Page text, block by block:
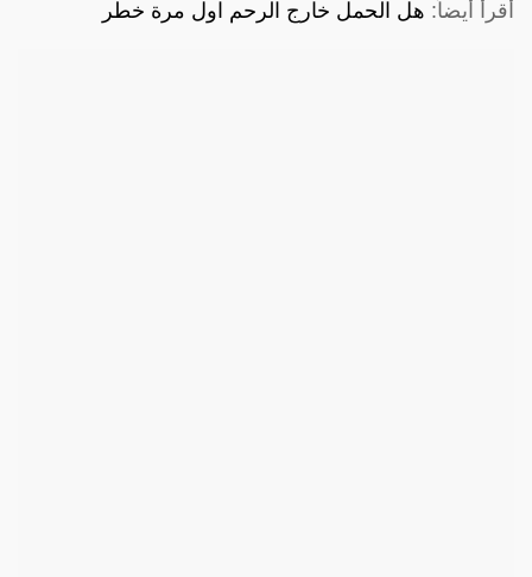
أقرأ أيضاً: هل الحمل خارج الرحم اول مرة خطر